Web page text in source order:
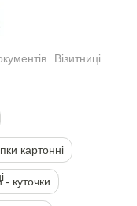
Візитниці
картонні
- куточки